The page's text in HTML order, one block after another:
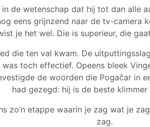
in de wetenschap dat hij tot dan alle
eens grijnzend naar de tv-camera
je het wel. Die is superieur, die
die ten val kwam. De
was toch effectief. Opeens bleek
de woorden die Pogačar in
had gezegd: hij is de beste klimmer
zo’n etappe waarin je zag wat je
zag.